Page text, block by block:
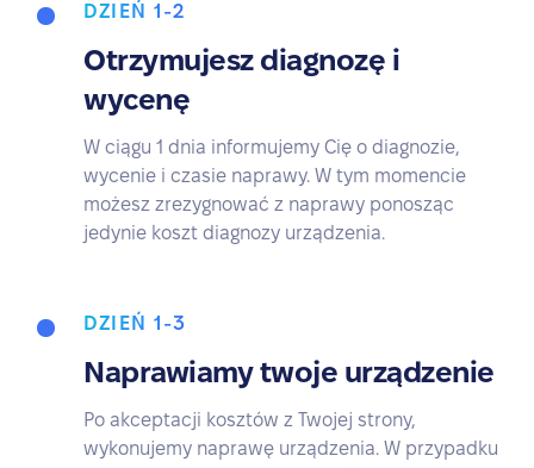
DZIEŃ 1-2
Otrzymujesz diagnozę i
wycenę
W ciągu 1 dnia informujemy Cię o diagnozie,
wycenie i czasie naprawy. W tym momencie
możesz zrezygnować z naprawy ponosząc
jedynie koszt diagnozy urządzenia.
DZIEŃ 1-3
Naprawiamy twoje urządzenie
Po akceptacji kosztów z Twojej strony,
wykonujemy naprawę urządzenia. W przypadku